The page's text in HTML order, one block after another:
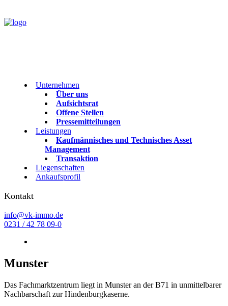
Unternehmen
Über uns
Aufsichtsrat
Offene Stellen
Pressemitteilungen
Leistungen
Kaufmännisches und Technisches Asset
Management
Transaktion
Liegenschaften
Ankaufsprofil
Kontakt
info@vk-immo.de
0231 / 42 78 09-0
Munster
Das Fachmarktzentrum liegt in Munster an der B71 in unmittelbarer
Nachbarschaft zur Hindenburgkaserne.